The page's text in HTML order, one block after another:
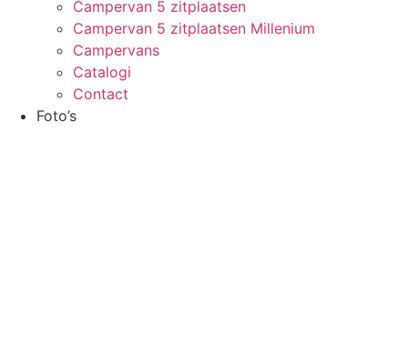
Campervan 5 zitplaatsen
Campervan 5 zitplaatsen Millenium
Campervans
Catalogi
Contact
Foto’s